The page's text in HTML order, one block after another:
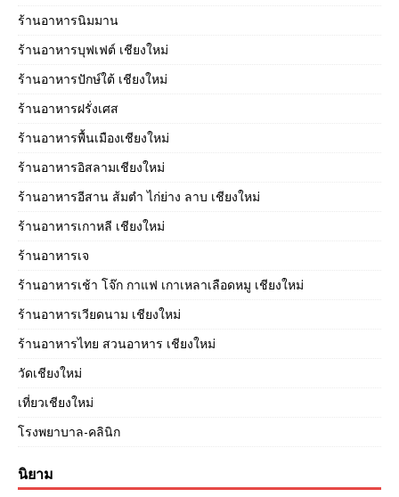
ร้านอาหารนิมมาน
ร้านอาหารบุฟเฟต์ เชียงใหม่
ร้านอาหารปักษ์ใต้ เชียงใหม่
ร้านอาหารฝรั่งเศส
ร้านอาหารพื้นเมืองเชียงใหม่
ร้านอาหารอิสลามเชียงใหม่
ร้านอาหารอีสาน ส้มตำ ไก่ย่าง ลาบ เชียงใหม่
ร้านอาหารเกาหลี เชียงใหม่
ร้านอาหารเจ
ร้านอาหารเช้า โจ๊ก กาแฟ เกาเหลาเลือดหมู เชียงใหม่
ร้านอาหารเวียดนาม เชียงใหม่
ร้านอาหารไทย สวนอาหาร เชียงใหม่
วัดเชียงใหม่
เที่ยวเชียงใหม่
โรงพยาบาล-คลินิก
นิยาม